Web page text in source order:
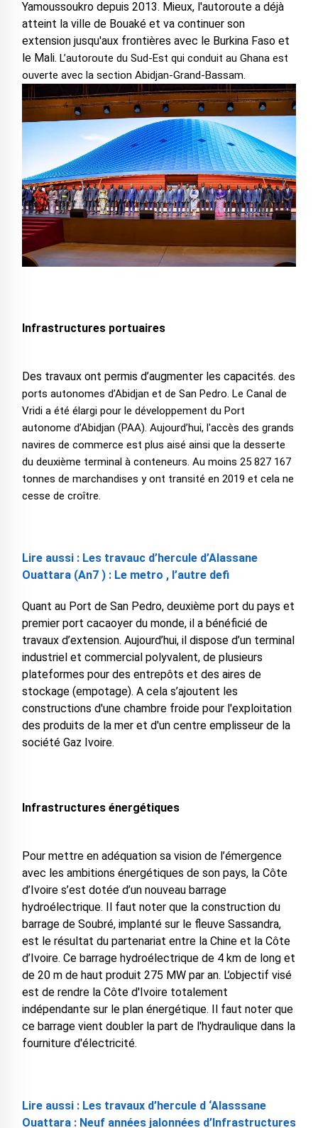
Yamoussoukro depuis 2013. Mieux, l'autoroute a déjà
atteint la ville de Bouaké et va continuer son
extension jusqu'aux frontières avec le Burkina Faso et
le Mali. L’autoroute du Sud-Est qui conduit au Ghana est
ouverte avec la section Abidjan-Grand-Bassam.
Infrastructures portuaires
Des travaux ont permis d’augmenter les capacités. des
ports autonomes d’Abidjan et de San Pedro. Le Canal de
Vridi a été élargi pour le développement du Port
autonome d’Abidjan (PAA). Aujourd’hui, l'accès des grands
navires de commerce est plus aisé ainsi que la desserte
du deuxième terminal à conteneurs. Au moins 25 827 167
tonnes de marchandises y ont transité en 2019 et cela ne
cesse de croître.
Lire aussi : Les travauc d’hercule d’Alassane
Ouattara (An7 ) : Le metro , l’autre defi
Quant au Port de San Pedro, deuxième port du pays et
premier port cacaoyer du monde, il a bénéficié de
travaux d’extension. Aujourd’hui, il dispose d’un terminal
industriel et commercial polyvalent, de plusieurs
plateformes pour des entrepôts et des aires de
stockage (empotage). A cela s’ajoutent les
constructions d'une chambre froide pour l'exploitation
des produits de la mer et d'un centre emplisseur de la
société Gaz Ivoire.
Infrastructures énergétiques
Pour mettre en adéquation sa vision de l’émergence
avec les ambitions énergétiques de son pays, la Côte
d’Ivoire s’est dotée d’un nouveau barrage
hydroélectrique. Il faut noter que la construction du
barrage de Soubré, implanté sur le fleuve Sassandra,
est le résultat du partenariat entre la Chine et la Côte
d’Ivoire. Ce barrage hydroélectrique de 4 km de long et
de 20 m de haut produit 275 MW par an. L’objectif visé
est de rendre la Côte d'Ivoire totalement
indépendante sur le plan énergétique. Il faut noter que
ce barrage vient doubler la part de l'hydraulique dans la
fourniture d'électricité.
Lire aussi : Les travaux d’hercule d ‘Alasssane
Ouattara : Neuf années jalonnées d’Infrastructures